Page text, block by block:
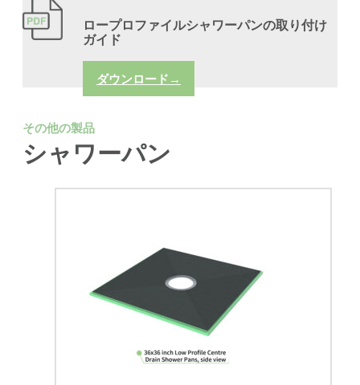
ロープロファイルシャワーパンの取り付け
ガイド
ダウンロード→
その他の製品
シャワーパン